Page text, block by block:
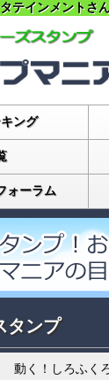
テインメントさ
ング
ォーラム
タンプ
・・ってる